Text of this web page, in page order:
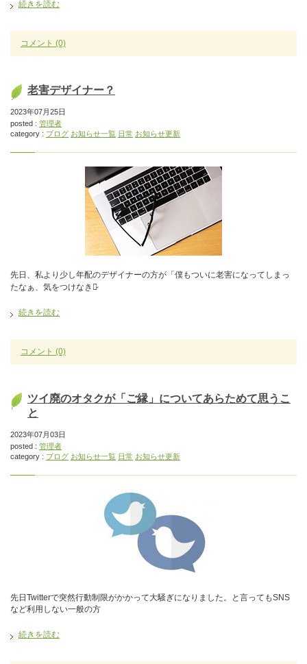
続きを読む
コメント (0)
老害デザイナー？
2023年07月25日
posted : 管理者
category : ブログ お知らせ一覧 日常 お知らせ更新
先日、私より少し年配のデザイナーの方が「僕もついに老害になってしまっ
たなぁ、気をつけなきゃ̷
続きを読む
コメント (0)
ツイ廃のオタクが「ご縁」についてあらためて思うこ
と
2023年07月03日
posted : 管理者
category : ブログ お知らせ一覧 日常 お知らせ更新
先日Twitterで突然行動制限がかかって大騒ぎになりました。と言ってもSNS
など利用しない一般の方
続きを読む